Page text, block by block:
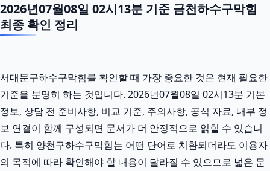
2026년07월08일 02시13분 기준 금천하수구막힘
최종 확인 정리
서대문구하수구막힘를 확인할 때 가장 중요한 것은 현재 필요한
기준을 분명히 하는 것입니다. 2026년07월08일 02시13분 기본
정보, 상담 전 준비사항, 비교 기준, 주의사항, 공식 자료, 내부 정
보 연결이 함께 구성되면 문서가 더 안정적으로 읽힐 수 있습니
다. 특히 양천구하수구막힘는 어떤 단어로 치환되더라도 이용자
의 목적에 따라 확인해야 할 내용이 달라질 수 있으므로 넓은 문